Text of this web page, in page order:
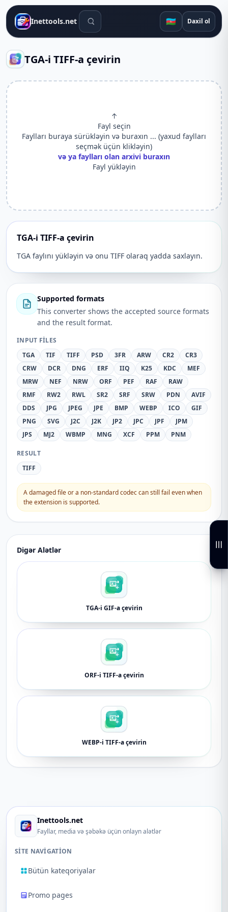
Inettools.net Axtarış alətləri 🇦🇿 Daxil ol
TGA-i TIFF-a çevirin
↑
Fayl seçin
Faylları buraya sürükləyin və buraxın ... (yaxud faylları
seçmək üçün klikləyin)
və ya faylları olan arxivi buraxın
Fayl yükləyin
TGA-i TIFF-a çevirin
TGA faylını yükləyin və onu TIFF olaraq yadda saxlayın.
Supported formats
This converter shows the accepted source formats
and the result format.
INPUT FILES
TGA
TIF TIFF PSD 3FR ARW CR2
CR3
CRW
DCR DNG ERF IIQ K25 KDC
MEF
MRW
NEF NRW ORF PEF RAF
RAW
RMF
RW2 RWL SR2 SRF SRW PDN
AVIF
DDS
JPG JPEG JPE BMP WEBP ICO
GIF
PNG
SVG J2C J2K JP2 JPC JPF
JPM
JPS
MJ2 WBMP MNG XCF PPM PNM
RESULT
TIFF
A damaged file or a non-standard codec can still fail even when
the extension is supported.
Digər Alətlər
TGA-i GIF-a çevirin
ORF-i TIFF-a çevirin
WEBP-i TIFF-a çevirin
Inettools.net
Fayllar, media və şəbəkə üçün onlayn alətlər
SITE NAVIGATION
Bütün kateqoriyalar
Promo pages